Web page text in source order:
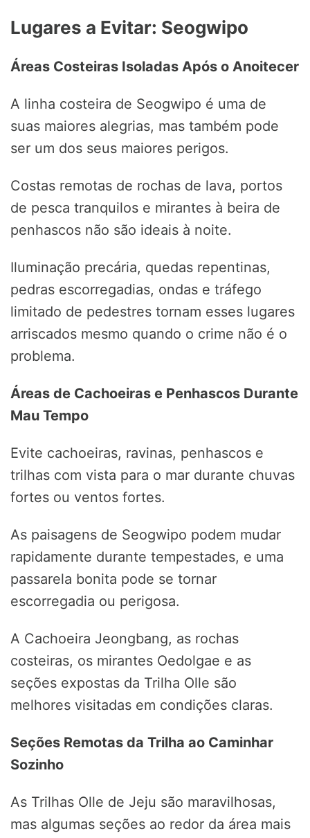
Lugares a Evitar: Seogwipo
Áreas Costeiras Isoladas Após o Anoitecer
A linha costeira de Seogwipo é uma de
suas maiores alegrias, mas também pode
ser um dos seus maiores perigos.
Costas remotas de rochas de lava, portos
de pesca tranquilos e mirantes à beira de
penhascos não são ideais à noite.
Iluminação precária, quedas repentinas,
pedras escorregadias, ondas e tráfego
limitado de pedestres tornam esses lugares
arriscados mesmo quando o crime não é o
problema.
Áreas de Cachoeiras e Penhascos Durante
Mau Tempo
Evite cachoeiras, ravinas, penhascos e
trilhas com vista para o mar durante chuvas
fortes ou ventos fortes.
As paisagens de Seogwipo podem mudar
rapidamente durante tempestades, e uma
passarela bonita pode se tornar
escorregadia ou perigosa.
A Cachoeira Jeongbang, as rochas
costeiras, os mirantes Oedolgae e as
seções expostas da Trilha Olle são
melhores visitadas em condições claras.
Seções Remotas da Trilha ao Caminhar
Sozinho
As Trilhas Olle de Jeju são maravilhosas,
mas algumas seções ao redor da área mais